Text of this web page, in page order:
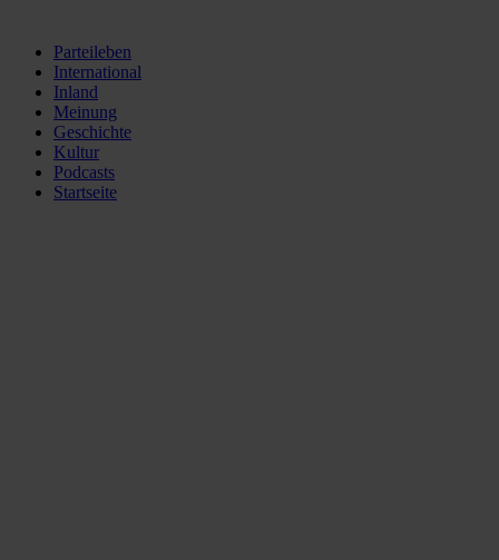
Parteileben
International
Inland
Meinung
Geschichte
Kultur
Podcasts
Startseite